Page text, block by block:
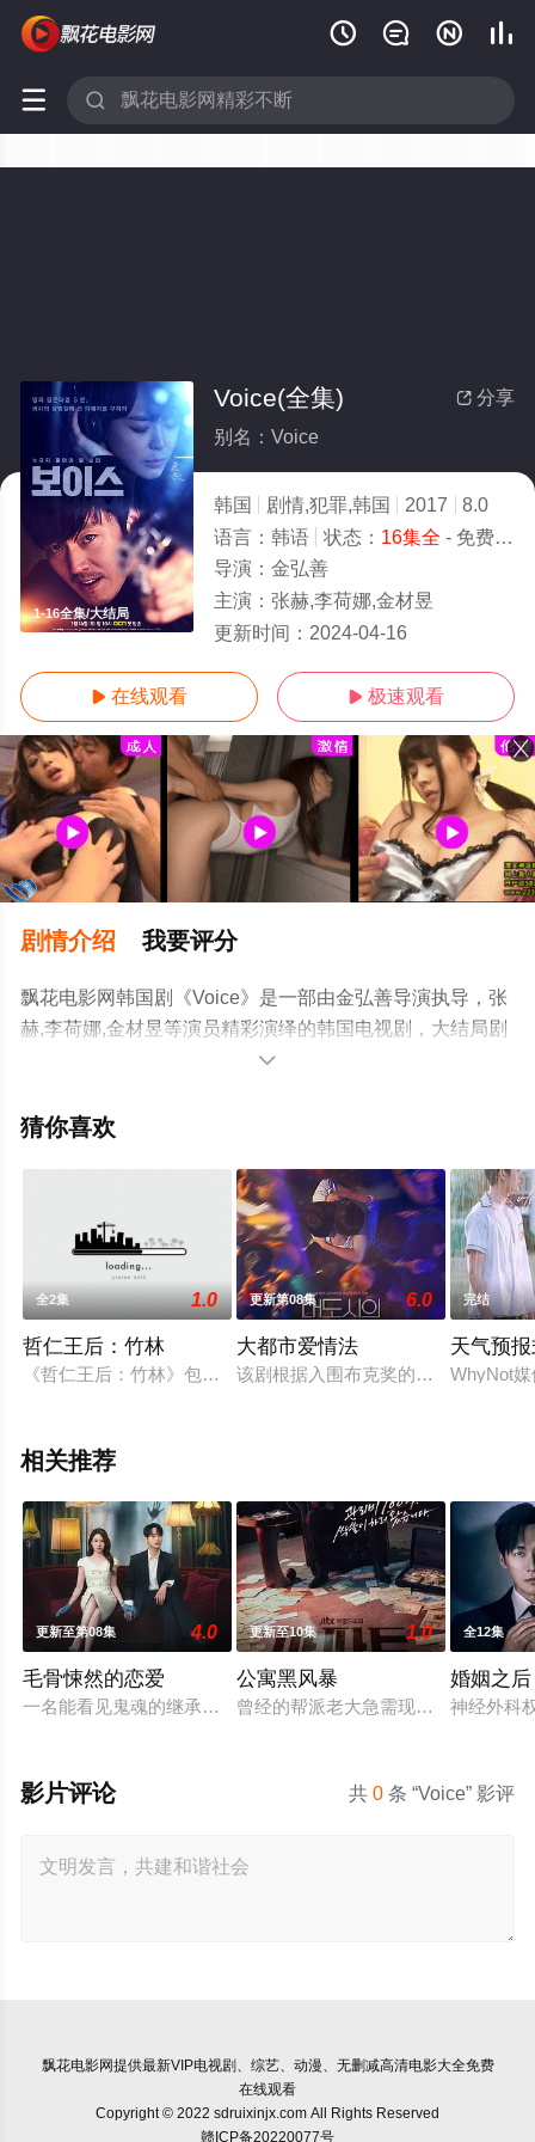
   
 
1-16全集/大结局
 分享
Voice(全集)
别名：Voice
韩国 剧情,犯罪,韩国 2017
8.0
语言： 韩语 状态： 16集全 - 免费在线观看
导演： 金弘善
主演： 张赫,李荷娜,金材昱
更新时间： 2024-04-16
 在线观看  极速观看
剧情介绍 我要评分
飘花电影网韩国剧《Voice》是一部由金弘善导演执导，张
赫,李荷娜,金材昱等演员精彩演绎的韩国电视剧，大结局剧
情已揭晓（1-16全集），免费观看高清未删减完整版电视
剧、电视猫或剧情网等平台了解。

猜你喜欢
全2集 1.0
哲仁王后：竹林
《哲仁王后：竹林》包含了金昭容和哲宗的初次相遇、嫉妒金
更新第08集 6.0
大都市爱情法
该剧根据入围布克奖的同性小说改编
完结
天气预
WhyNot
相关推荐
更新至第08集 4.0
毛骨悚然的恋爱
一名能看见鬼魂的继承人与一名王牌检察官发现只要轻轻一碰
更新至10集 1.0
公寓黑风暴
曾经的帮派老大急需现金，于是和有
全12集
婚姻之后
神经外科
共0 条 “Voice” 影评
影片评论
飘花电影网提供最新VIP电视剧、综艺、动漫、无删减高清电影大全免费
在线观看
Copyright © 2022 sdruixinjx.com All Rights Reserved
赣ICP备20220077号